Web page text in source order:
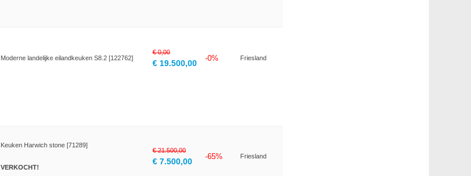
Moderne landelijke eilandkeuken S8.2 [122762]
€ 0,00
€ 19.500,00
-0% Friesland
Keuken Harwich stone [71289]
VERKOCHT!
€ 21.500,00
€ 7.500,00
-65% Friesland